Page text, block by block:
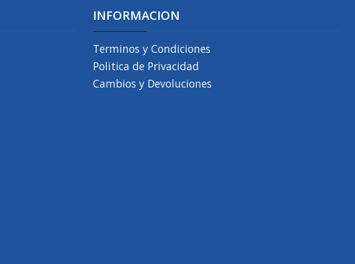
INFORMACION
Terminos y Condiciones
Politica de Privacidad
Cambios y Devoluciones